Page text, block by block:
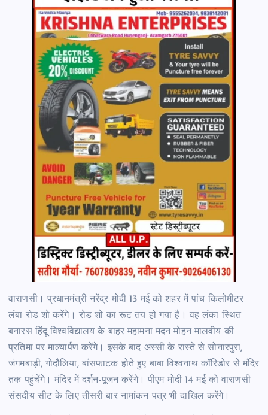
वाराणसी। प्रधानमंत्री नरेंद्र मोदी 13 मई को शहर में पांच किलोमीटर
लंबा रोड शो करेंगे। रोड शो का रूट तय हो गया है। वह लंका स्थित
बनारस हिंदू विश्वविद्यालय के बाहर महामना मदन मोहन मालवीय की
प्रतिमा पर माल्यार्पण करेंगे। इसके बाद अस्सी के रास्ते से सोनारपुरा,
जंगमबाड़ी, गोदौलिया, बांसफाटक होते हुए बाबा विश्वनाथ कॉरिडोर से मंदिर
तक पहुंचेंगे। मंदिर में दर्शन-पूजन करेंगे। पीएम मोदी 14 मई को वाराणसी
संसदीय सीट के लिए तीसरी बार नामांकन पत्र भी दाखिल करेंगे।